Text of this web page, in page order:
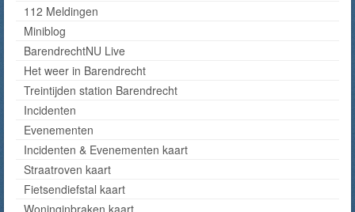
112 Meldingen
Miniblog
BarendrechtNU Live
Het weer in Barendrecht
Treintijden station Barendrecht
Incidenten
Evenementen
Incidenten & Evenementen kaart
Straatroven kaart
Fietsendiefstal kaart
Woninginbraken kaart